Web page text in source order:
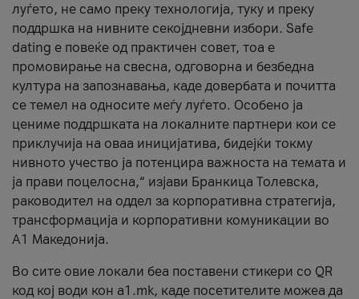
луѓето, не само преку технологија, туку и преку
поддршка на нивните секојдневни избори. Safe
dating е повеќе од практичен совет, тоа е
промовирање на свесна, одговорна и безбедна
култура на запознавања, каде довербата и почитта
се темел на односите меѓу луѓето. Особено ја
цениме поддршката на локалните партнери кои се
приклучија на оваа иницијатива, бидејќи токму
нивното учество ја потенцира важноста на темата и
ја прави поцелосна,“ изјави Бранкица Толевска,
раководител на оддел за корпоративна стратегија,
трансформација и корпоративни комуникации во
А1 Македонија.
Во сите овие локали беа поставени стикери со QR
код кој води кон a1.mk, каде посетителите можеа да